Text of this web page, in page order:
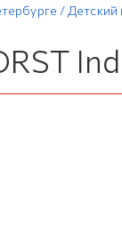
/ Детский